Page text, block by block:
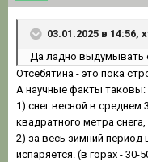
03.01.2025 в
Да ладно выдумывать
Отсебятина - это пока
А научные факты таковы:
1) снег весной в среднем
квадратного метра
2) за весь зимний период
испаряется. (в горах - 30-